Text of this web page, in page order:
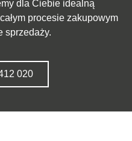
dla Ciebie idealną
procesie zakupowym
sprzedaży.
020